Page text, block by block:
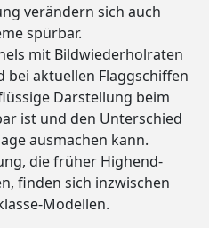
verändern sich auch
spürbar.
mit Bildwiederholraten
bei aktuellen Flaggschiffen
Darstellung beim
ist und den Unterschied
ausmachen kann.
die früher Highend-
finden sich inzwischen
Modellen.